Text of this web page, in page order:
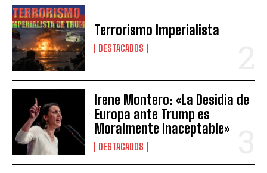
Terrorismo Imperialista
DESTACADOS
Irene Montero: «La Desidia de
Europa ante Trump es
Moralmente Inaceptable»
DESTACADOS